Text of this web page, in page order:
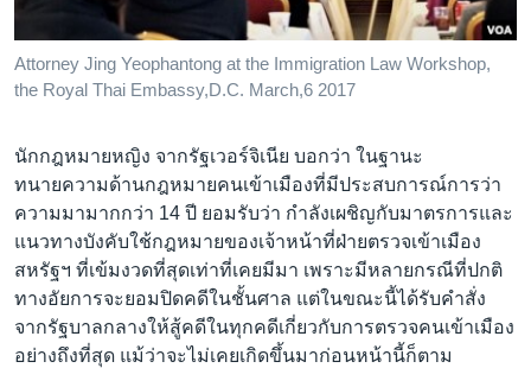
Attorney Jing Yeophantong at the Immigration Law Workshop,
the Royal Thai Embassy,D.C. March,6 2017
นักกฎหมายหญิง จากรัฐเวอร์จิเนีย บอกว่า ในฐานะ
ทนายความด้านกฎหมายคนเข้าเมืองที่มีประสบการณ์การว่า
ความมามากกว่า 14 ปี ยอมรับว่า กำลังเผชิญกับมาตรการและ
แนวทางบังคับใช้กฎหมายของเจ้าหน้าที่ฝ่ายตรวจเข้าเมือง
สหรัฐฯ ที่เข้มงวดที่สุดเท่าที่เคยมีมา เพราะมีหลายกรณีที่ปกติ
ทางอัยการจะยอมปิดคดีในชั้นศาล แต่ในขณะนี้ได้รับคำสั่ง
จากรัฐบาลกลางให้สู้คดีในทุกคดีเกี่ยวกับการตรวจคนเข้าเมือง
อย่างถึงที่สุด แม้ว่าจะไม่เคยเกิดขึ้นมาก่อนหน้านี้ก็ตาม